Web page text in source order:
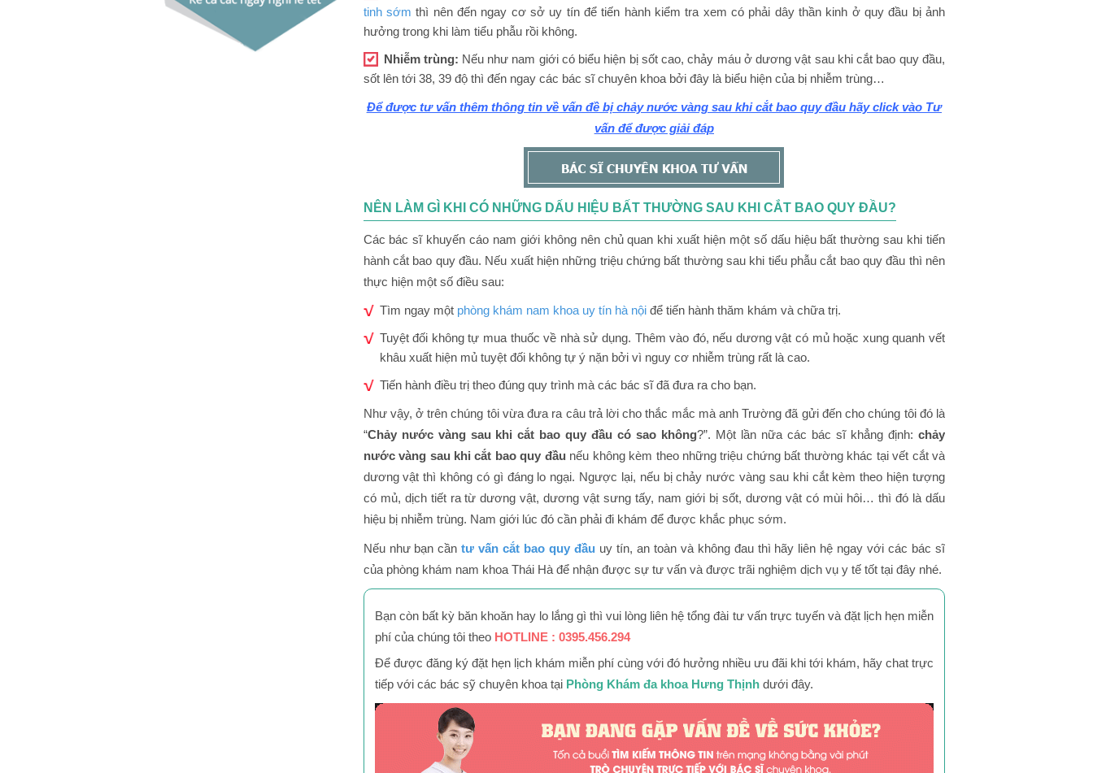
tinh sớm thì nên đến ngay cơ sở uy tín để tiến hành kiểm tra xem có phải dây thần kinh ở quy đầu bị ảnh
hưởng trong khi làm tiểu phẫu rồi không.
Nhiễm trùng: Nếu như nam giới có biểu hiện bị sốt cao, chảy máu ở dương vật sau khi cắt bao quy đầu,
sốt lên tới 38, 39 độ thì đến ngay các bác sĩ chuyên khoa bởi đây là biểu hiện của bị nhiễm trùng…
Để được tư vấn thêm thông tin về vấn đề bị chảy nước vàng sau khi cắt bao quy đầu hãy click vào Tư
vấn để được giải đáp
NÊN LÀM GÌ KHI CÓ NHỮNG DẤU HIỆU BẤT THƯỜNG SAU KHI CẮT BAO QUY ĐẦU?
Các bác sĩ khuyến cáo nam giới không nên chủ quan khi xuất hiện một số dấu hiệu bất thường sau khi tiến
hành cắt bao quy đầu. Nếu xuất hiện những triệu chứng bất thường sau khi tiểu phẫu cắt bao quy đầu thì nên
thực hiện một số điều sau:
Tìm ngay một phòng khám nam khoa uy tín hà nộiđể tiến hành thăm khám và chữa trị.
Tuyệt đối không tự mua thuốc về nhà sử dụng. Thêm vào đó, nếu dương vật có mủ hoặc xung quanh vết
khâu xuất hiện mủ tuyệt đối không tự ý nặn bởi vì nguy cơ nhiễm trùng rất là cao.
Tiến hành điều trị theo đúng quy trình mà các bác sĩ đã đưa ra cho bạn.
Như vậy, ở trên chúng tôi vừa đưa ra câu trả lời cho thắc mắc mà anh Trường đã gửi đến cho chúng tôi đó là
“Chảy nước vàng sau khi cắt bao quy đầu có sao không?”. Một lần nữa các bác sĩ khẳng định:chảy
nước vàng sau khi cắt bao quy đầu nếu không kèm theo những triệu chứng bất thường khác tại vết cắt và
dương vật thì không có gì đáng lo ngại. Ngược lại, nếu bị chảy nước vàng sau khi cắt kèm theo hiện tượng
có mủ, dịch tiết ra từ dương vật, dương vật sưng tấy, nam giới bị sốt, dương vật có mùi hôi… thì đó là dấu
hiệu bị nhiễm trùng. Nam giới lúc đó cần phải đi khám để được khắc phục sớm.
Nếu như bạn cầntư vấn cắt bao quy đầu uy tín, an toàn và không đau thì hãy liên hệ ngay với các bác sĩ
của phòng khám nam khoa Thái Hà để nhận được sự tư vấn và được trãi nghiệm dịch vụ y tế tốt tại đây nhé.
Bạn còn bất kỳ băn khoăn hay lo lắng gì thì vui lòng liên hệ tổng đài tư vấn trực tuyến và đặt lịch hẹn miễn
phí của chúng tôi theo HOTLINE : 0395.456.294
Để được đăng ký đặt hẹn lịch khám miễn phí cùng với đó hưởng nhiều ưu đãi khi tới khám, hãy chat trực
tiếp với các bác sỹ chuyên khoa tại Phòng Khám đa khoa Hưng Thịnhdưới đây.